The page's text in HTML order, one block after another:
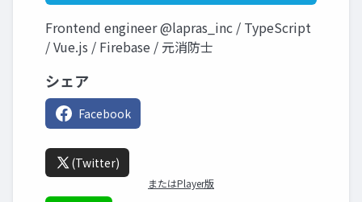
Frontend engineer @lapras_inc / TypeScript
/ Vue.js / Firebase / 元消防士
シェア
Facebook
(Twitter)
またはPlayer版